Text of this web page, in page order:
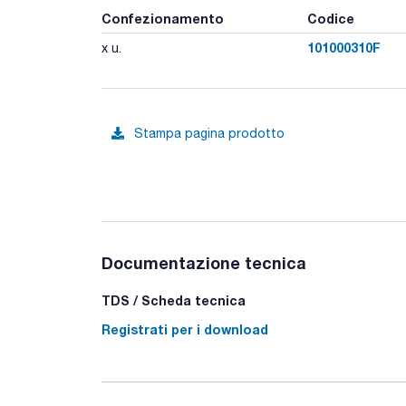
Confezionamento Codice
x u. 101000310F
Stampa pagina prodotto
Documentazione tecnica
TDS / Scheda tecnica
Registrati per i download